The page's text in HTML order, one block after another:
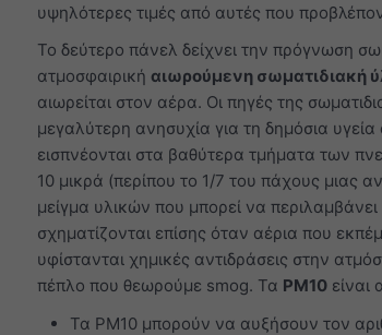
υψηλότερες τιμές από αυτές που
Το δεύτερο πάνελ δείχνει την πρόγνωση
ατμοσφαιρική αιωρούμενη σωματιδιακή
αιωρείται στον αέρα. Οι πηγές της
μεγαλύτερη ανησυχία για τη δημόσια
εισπνέονται στα βαθύτερα τμήματα των
10 μικρά (περίπου το 1/7 του πάχους μιας
μείγμα υλικών που μπορεί να
σχηματίζονται επίσης όταν αέρια που
υφίστανται χημικές αντιδράσεις στην
πέπλο που θεωρούμε smog. Τα PM10 είναι
Τα PM10 μπορούν να αυξήσουν τον